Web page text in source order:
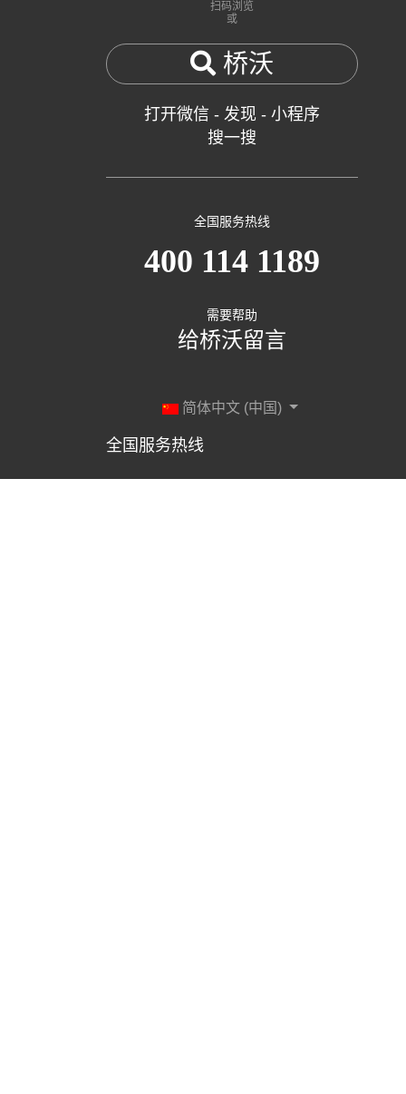
扫码浏览
或
桥沃
打开微信 - 发现 - 小程序
搜一搜
全国服务热线
400 114 1189
需要帮助
给桥沃留言
简体中文 (中国)
全国服务热线